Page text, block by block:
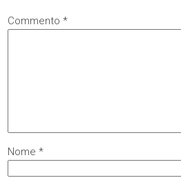
Commento*
Nome*